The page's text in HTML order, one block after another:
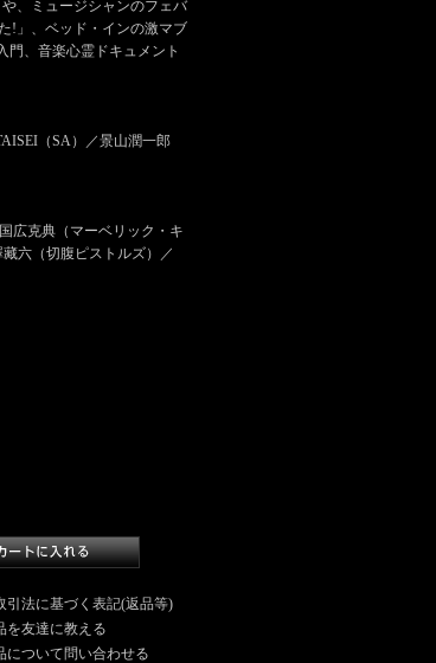
、ミュージシャンのフェバ
!」、ベッド・インの激マブ
門、音楽心霊ドキュメント
（SA）／景山潤一郎
広克典（マーベリック・キ
六（切腹ピストルズ）／
引法に基づく表記(返品等)
を友達に教える
について問い合わせる